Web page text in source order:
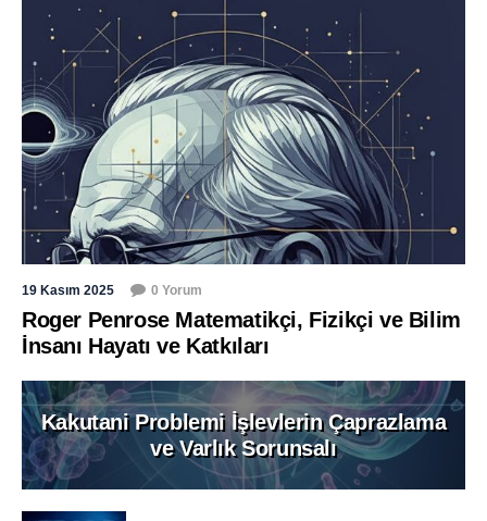
19 Kasım 2025 0 Yorum
Roger Penrose Matematikçi, Fizikçi ve Bilim
İnsanı Hayatı ve Katkıları
Kakutani Problemi İşlevlerin Çaprazlama
ve Varlık Sorunsalı